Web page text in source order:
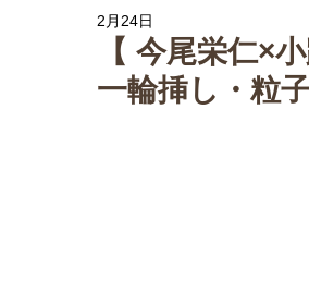
【 今尾栄仁×
一輪挿し・粒
2月24日